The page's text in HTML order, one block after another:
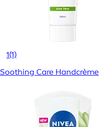
1(1)
Soothing Care Handcrème